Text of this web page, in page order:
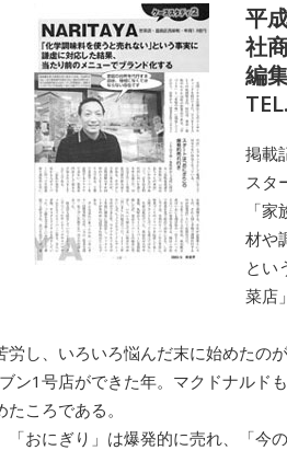
平
社
編
掲載
スタ
「
材や
とい
菜店
労し、いろいろ悩んだ末に始めたの
ン1号店ができた年。マクドナルド
ころである。
「おにぎり」は爆発的に売れ、「今